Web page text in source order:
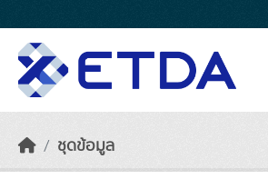
ชุดข้อมูล